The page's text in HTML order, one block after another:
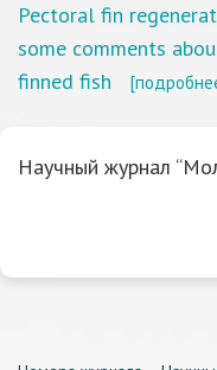
Pectoral fin
some comments
finned fish
Научный журнал